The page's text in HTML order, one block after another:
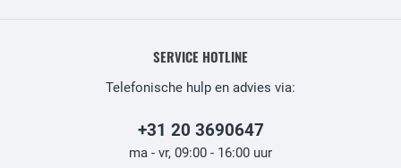
SERVICE HOTLINE
Telefonische hulp en advies via:
+31 20 3690647
ma - vr, 09:00 - 16:00 uur